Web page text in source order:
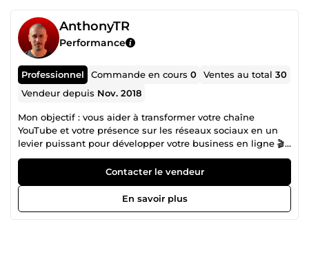
AnthonyTR
Performance
Professionnel Commande en cours0 Ventes au total30
Vendeur depuis Nov. 2018
Mon objectif : vous aider à transformer votre chaîne
YouTube et votre présence sur les réseaux sociaux en un
levier puissant pour développer votre business en ligne 🎬
POURQUOI ME CHOISIR ? ✅ + de 15 ans d’expérience dans
le montage vidéo 📆 Disponible 7j/7 pour répondre à vos
besoins et vous accompagner dans vos projets. 👉
Contactez-moi dès maintenant en cliquant sur &quot;Me
Contacter&quot; ! Discutons de vos idées et de la meilleure
Contacter le vendeur
En savoir plus